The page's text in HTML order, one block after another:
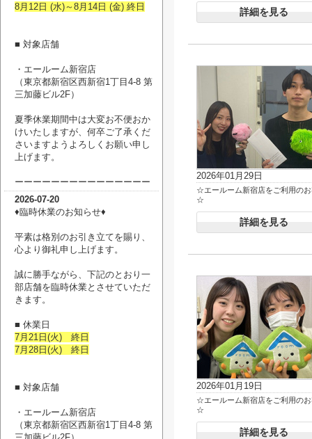
詳細を見る
2026年01月29日
☆エールーム新宿店をご利用の
☆
詳細を見る
2026年01月19日
☆エールーム新宿店をご利用の
☆
詳細を見る
8月12日 (水)～8月14日 (金) 終日
■ 対象店舗
・エールーム新宿店
（東京都新宿区西新宿1丁目4-8 第
三加藤ビル2F）
夏季休業期間中は大変お不便おか
けいたしますが、何卒ご了承くだ
さいますようよろしくお願い申し
上げます。
ーーーーーーーーーーーーーーー
2026-07-20
♦臨時休業のお知らせ♦
平素は格別のお引き立てを賜り、
心より御礼申し上げます。
誠に勝手ながら、下記のとおり一
部店舗を臨時休業とさせていただ
きます。
■ 休業日
7月21日(火) 終日
7月28日(火) 終日
■ 対象店舗
・エールーム新宿店
（東京都新宿区西新宿1丁目4-8 第